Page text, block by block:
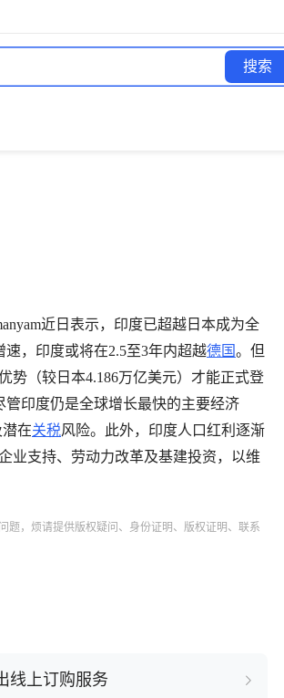
搜索
近日表示，印度已超越日本成为全
，印度或将在2.5至3年内超越德国。但
势（较日本4.186万亿美元）才能正式登
管印度仍是全球增长最快的主要经济
在关税风险。此外，印度人口红利逐渐
业支持、劳动力改革及基建投资，以维
题，烦请提供版权疑问、身份证明、版权证明、联系
线上订购服务